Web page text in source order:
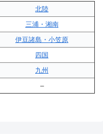
北陸
三浦・湘南
伊豆諸島・小笠原
四国
九州
–